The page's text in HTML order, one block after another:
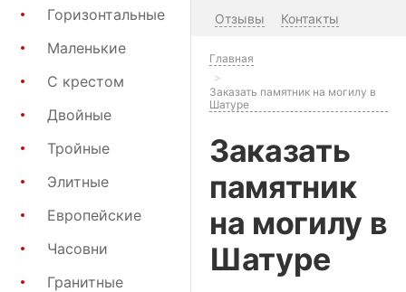
Горизонтальные
Маленькие
С крестом
Двойные
Тройные
Элитные
Европейские
Часовни
Гранитные
Отзывы Контакты
Главная
Заказать памятник на могилу в
Шатуре
Заказать
памятник
на могилу в
Шатуре